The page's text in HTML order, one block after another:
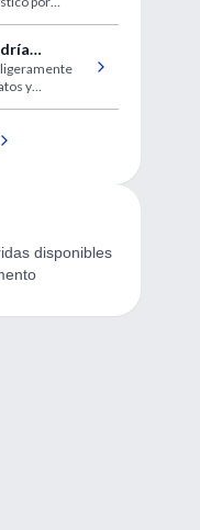
un
y
disponibles